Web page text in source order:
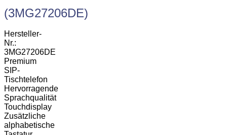
(3MG27206DE)
Hersteller-
Nr.:
3MG27206DE
Premium
SIP-
Tischtelefon
Hervorragende
Sprachqualität
Touchdisplay
Zusätzliche
alphabetische